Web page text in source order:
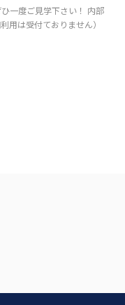
一度ご見学下さい！ 内部
用は受付ておりません）